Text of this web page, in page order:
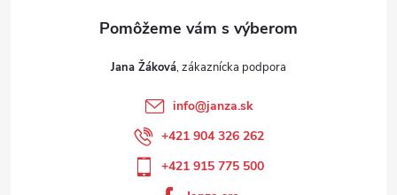
Jana Žáková
info@janza.sk
+421 904 326 262
+421 915 775 500